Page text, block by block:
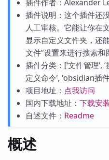
插件作者：Alexander
插件说明：这个插件还
人工审核。它能让你在
显示自定义文件夹，还
文件”设置来进行搜索和
插件分类：[‘文件管理’, ‘
定义命令’, ‘obsidian插
项目地址： 点我访问
国内下载地址： 下载安
自述文件： Readme
概述